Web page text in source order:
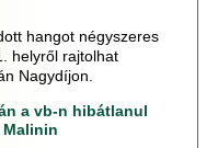
hangot négyszeres
helyről rajtolhat
Nagydíjon.
a vb-n hibátlanul